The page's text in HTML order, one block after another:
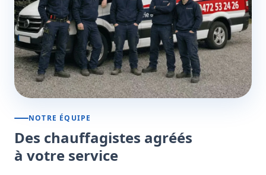
NOTRE ÉQUIPE
Des chauffagistes agréés
à votre service